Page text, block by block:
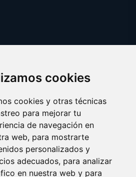
cookies
cookies y otras técnicas
para mejorar tu
de navegación en
web, para mostrarte
personalizados y
adecuados, para analizar
en nuestra web y para
cookies preferences
trasplantedeorganos.com